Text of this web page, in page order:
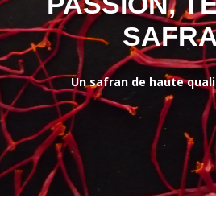
Un safran de haute